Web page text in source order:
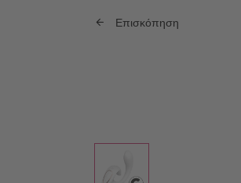
App Toys
Επισκόπηση